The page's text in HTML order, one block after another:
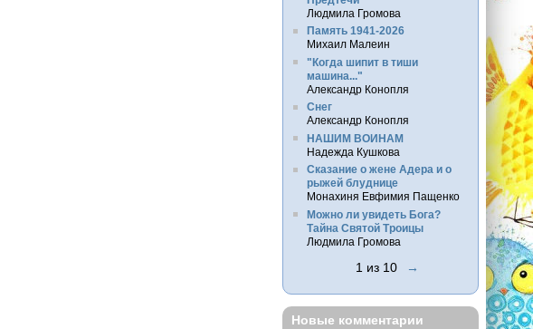
Людмила Громова
Память 1941-2026
Михаил Малеин
"Когда шипит в тиши
машина..."
Александр Конопля
Снег
Александр Конопля
НАШИМ ВОИНАМ
Надежда Кушкова
Сказание о жене Адера и о
рыжей блуднице
Монахиня Евфимия Пащенко
Можно ли увидеть Бога?
Тайна Святой Троицы
Людмила Громова
1 из 10 →
Новые комментарии